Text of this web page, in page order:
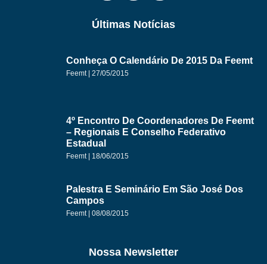
Últimas Notícias
Conheça O Calendário De 2015 Da Feemt
Feemt 27/05/2015
4º Encontro De Coordenadores De Feemt
– Regionais E Conselho Federativo
Estadual
Feemt 18/06/2015
Palestra E Seminário Em São José Dos
Campos
Feemt 08/08/2015
Nossa Newsletter